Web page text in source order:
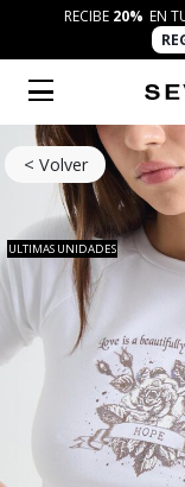
RECIBE 20% EN
< Volver
ULTIMAS UNIDADES